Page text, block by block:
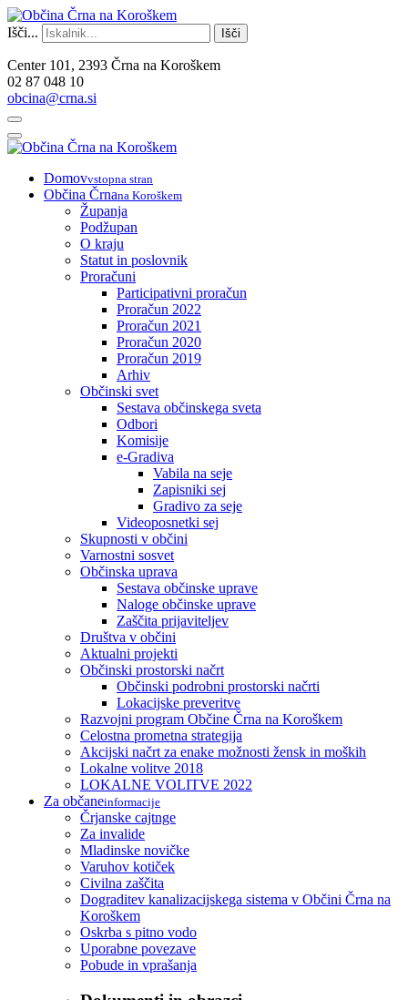
Išči... Išči
Center 101, 2393 Črna na Koroškem
02 87 048 10
obcina@crna.si
Domovvstopna stran
Občina Črnana Koroškem
Županja
Podžupan
O kraju
Statut in poslovnik
Proračuni
Participativni proračun
Proračun 2022
Proračun 2021
Proračun 2020
Proračun 2019
Arhiv
Občinski svet
Sestava občinskega sveta
Odbori
Komisije
e-Gradiva
Vabila na seje
Zapisniki sej
Gradivo za seje
Videoposnetki sej
Skupnosti v občini
Varnostni sosvet
Občinska uprava
Sestava občinske uprave
Naloge občinske uprave
Zaščita prijaviteljev
Društva v občini
Aktualni projekti
Občinski prostorski načrt
Občinski podrobni prostorski načrti
Lokacijske preveritve
Razvojni program Občine Črna na Koroškem
Celostna prometna strategija
Akcijski načrt za enake možnosti žensk in moških
Lokalne volitve 2018
LOKALNE VOLITVE 2022
Za občaneinformacije
Črjanske cajtnge
Za invalide
Mladinske novičke
Varuhov kotiček
Civilna zaščita
Dograditev kanalizacijskega sistema v Občini Črna na
Koroškem
Oskrba s pitno vodo
Uporabne povezave
Pobude in vprašanja